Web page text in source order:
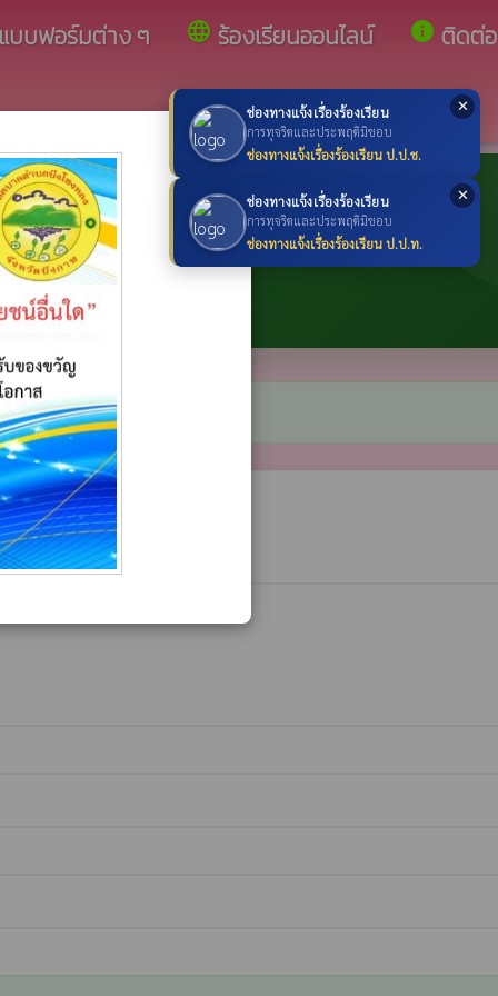
✕
ช่องทางแจ้งเรื่องร้องเรียน
การทุจริตและประพฤติมิชอบ
ช่องทางแจ้งเรื่องร้องเรียน ป.ป.ช.
✕
ช่องทางแจ้งเรื่องร้องเรียน
การทุจริตและประพฤติมิชอบ
ช่องทางแจ้งเรื่องร้องเรียน ป.ป.ท.
บบฟอร์มต่าง ๆ language ร้องเรียนออนไลน์ info ติดต่อ
×